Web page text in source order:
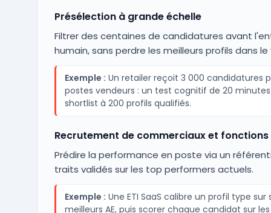
Présélection à grande échelle
Filtrer des centaines de candidatures avant
humain, sans perdre les meilleurs profils dans le
Exemple : Un retailer reçoit 3 000 candidatures
postes vendeurs : un test cognitif de 20
shortlist à 200 profils qualifiés.
Recrutement de commerciaux et
Prédire la performance en poste via un
traits validés sur les top performers actuels.
Exemple : Une ETI SaaS calibre un profil type sur
meilleurs AE, puis scorer chaque candidat sur